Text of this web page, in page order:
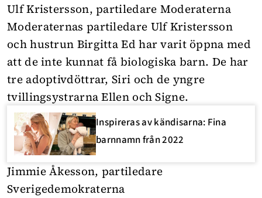
Ulf Kristersson, partiledare Moderaterna
Moderaternas partiledare Ulf Kristersson
och hustrun Birgitta Ed har varit öppna med
att de inte kunnat få biologiska barn. De har
tre adoptivdöttrar, Siri och de yngre
tvillingsystrarna Ellen och Signe.
Inspireras av kändisarna: Fina
barnnamn från 2022
Jimmie Åkesson, partiledare
Sverigedemokraterna